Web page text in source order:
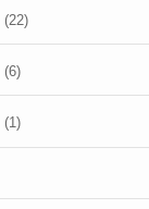
(22)
(6)
(1)